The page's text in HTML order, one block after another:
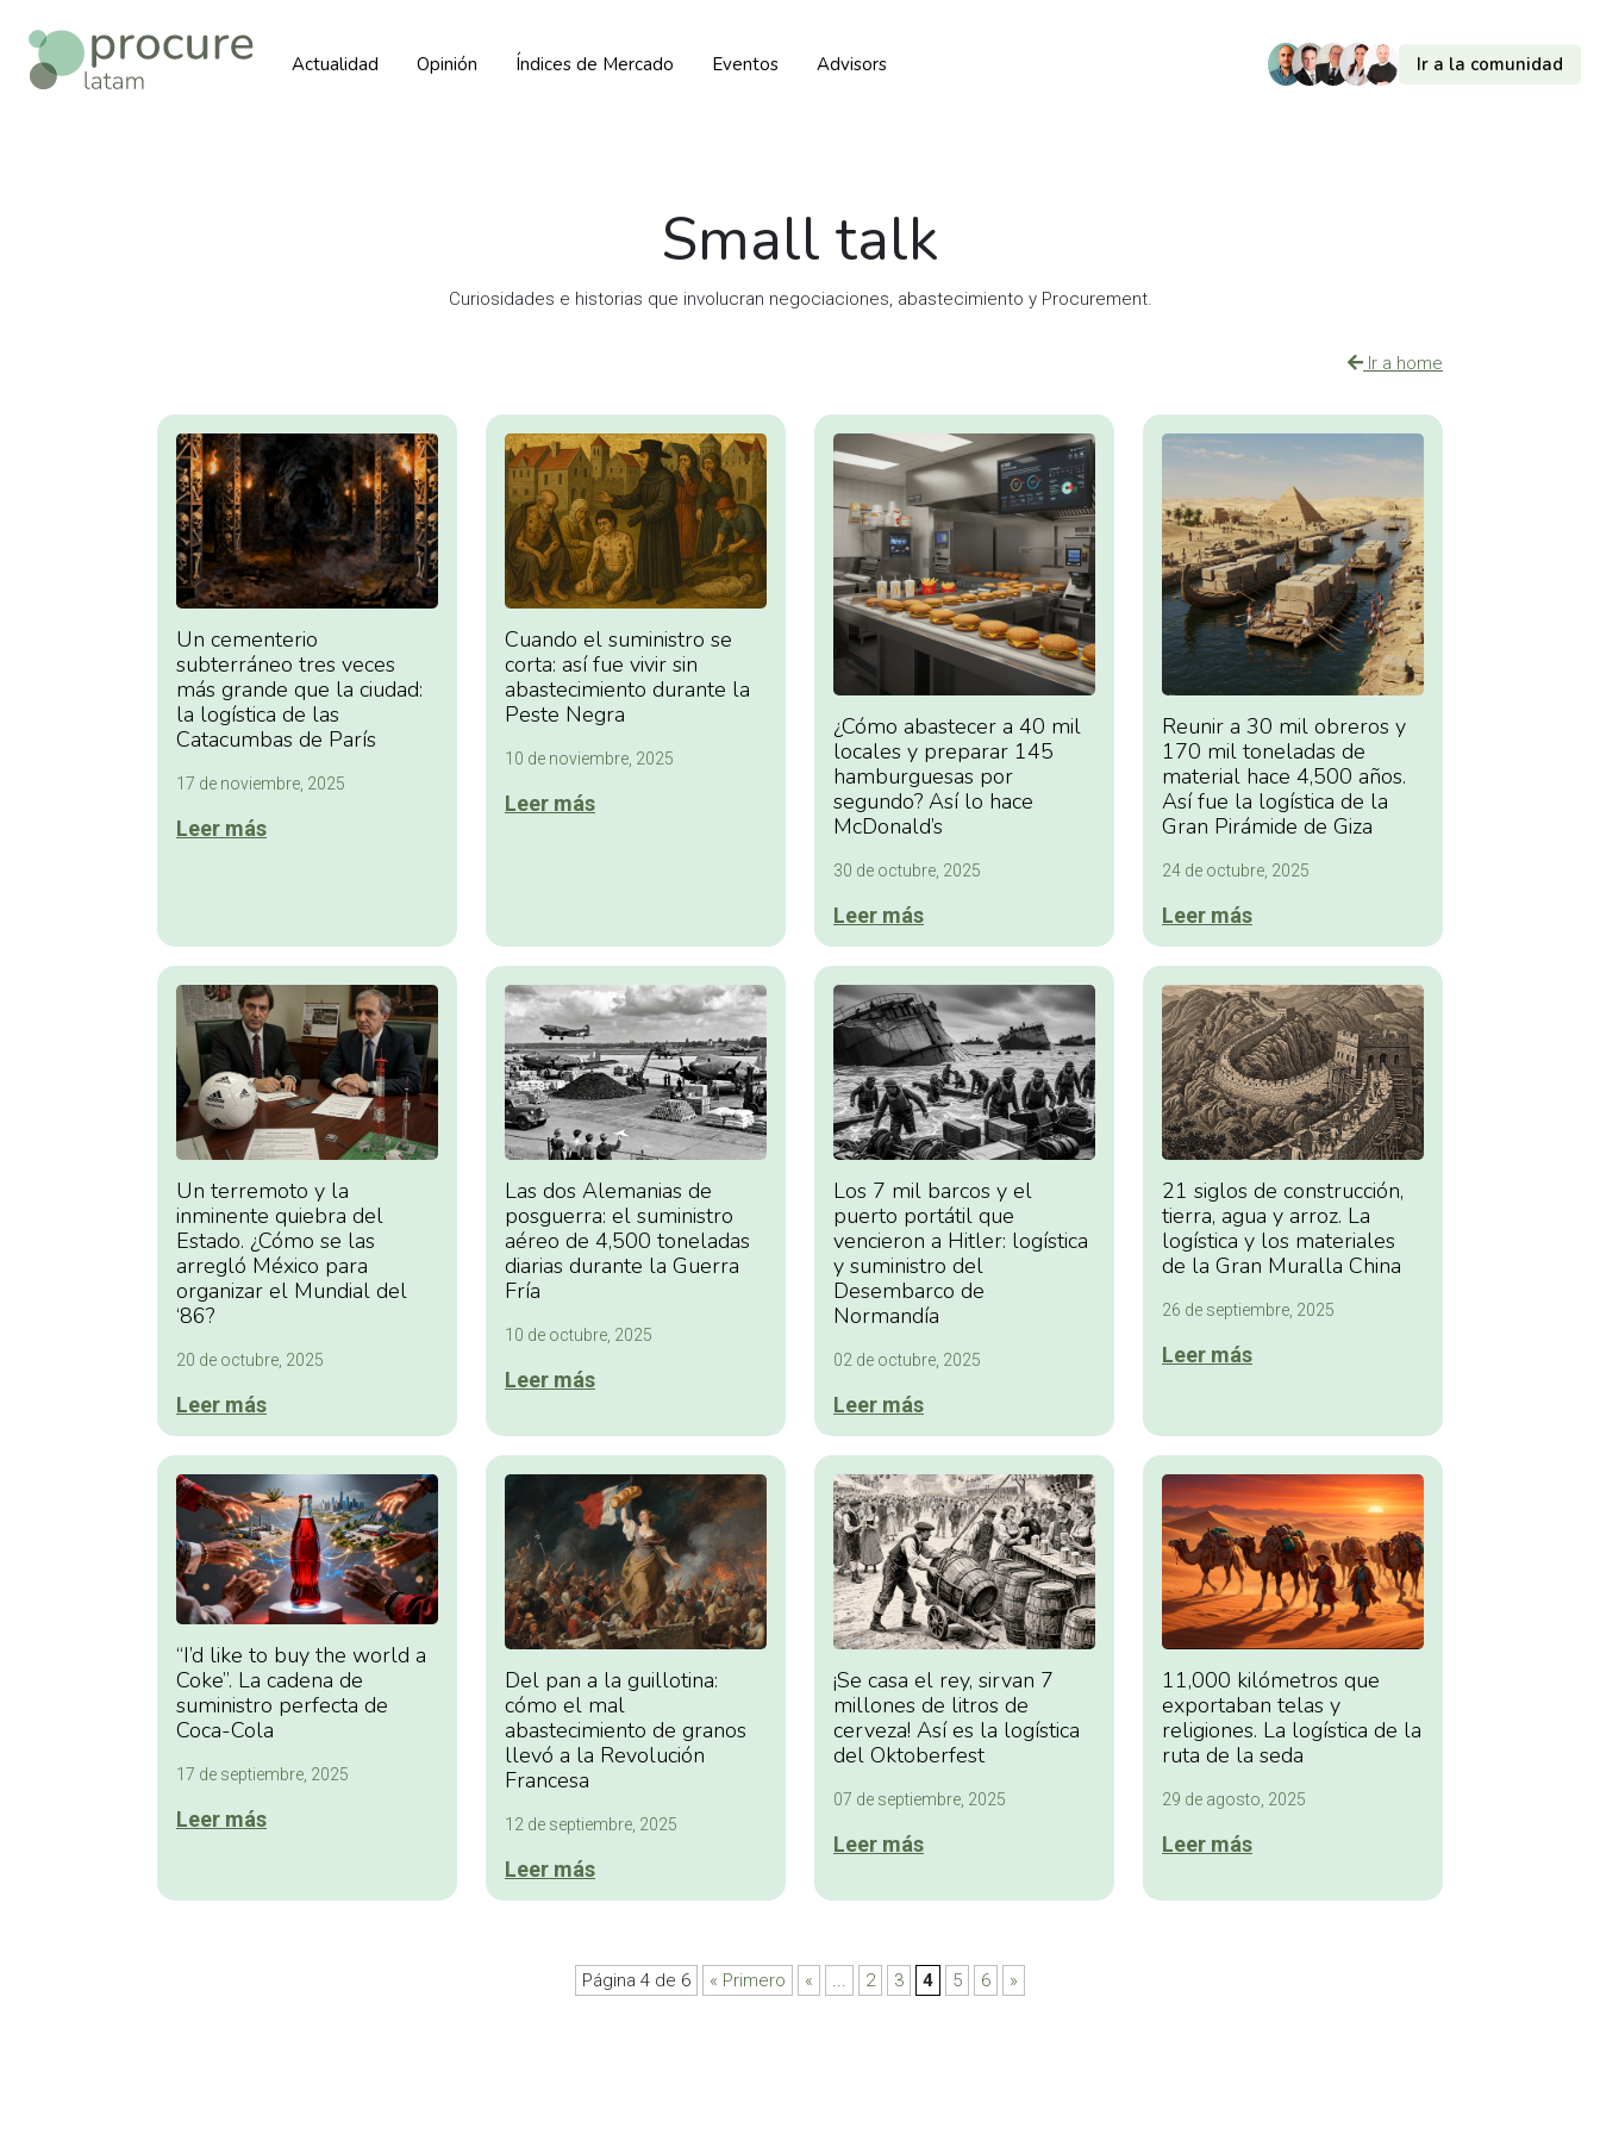
Actualidad Opinión Índices de Mercado Eventos Advisors Ir a la comunidad
Small talk
Curiosidades e historias que involucran negociaciones, abastecimiento y Procurement.
Ir a home
Un cementerio
subterráneo tres veces
más grande que la ciudad:
la logística de las
Catacumbas de París
17 de noviembre, 2025
Leer más
Cuando el suministro se
corta: así fue vivir sin
abastecimiento durante la
Peste Negra
10 de noviembre, 2025
Leer más
¿Cómo abastecer a 40 mil
locales y preparar 145
hamburguesas por
segundo? Así lo hace
McDonald’s
30 de octubre, 2025
Leer más
Reunir a 30 mil obreros y
170 mil toneladas de
material hace 4,500 años.
Así fue la logística de la
Gran Pirámide de Giza
24 de octubre, 2025
Leer más
Un terremoto y la
inminente quiebra del
Estado. ¿Cómo se las
arregló México para
organizar el Mundial del
‘86?
20 de octubre, 2025
Leer más
Las dos Alemanias de
posguerra: el suministro
aéreo de 4,500 toneladas
diarias durante la Guerra
Fría
10 de octubre, 2025
Leer más
Los 7 mil barcos y el
puerto portátil que
vencieron a Hitler: logística
y suministro del
Desembarco de
Normandía
02 de octubre, 2025
Leer más
21 siglos de construcción,
tierra, agua y arroz. La
logística y los materiales
de la Gran Muralla China
26 de septiembre, 2025
Leer más
“I’d like to buy the world a
Coke”. La cadena de
suministro perfecta de
Coca-Cola
17 de septiembre, 2025
Leer más
Del pan a la guillotina:
cómo el mal
abastecimiento de granos
llevó a la Revolución
Francesa
12 de septiembre, 2025
Leer más
¡Se casa el rey, sirvan 7
millones de litros de
cerveza! Así es la logística
del Oktoberfest
07 de septiembre, 2025
Leer más
11,000 kilómetros que
exportaban telas y
religiones. La logística de la
ruta de la seda
29 de agosto, 2025
Leer más
Página 4 de 6 « Primero « 2 3 4 5 6 »